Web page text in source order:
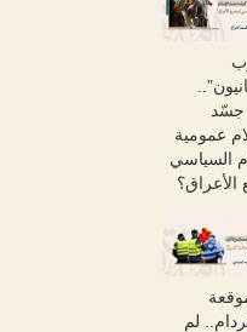
عمومية
السياسي
الأعراق؟
لم